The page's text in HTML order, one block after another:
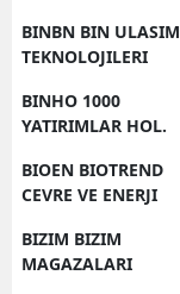
BINBN BIN ULASIM
TEKNOLOJILERI
BINHO 1000
YATIRIMLAR HOL.
BIOEN BIOTREND
CEVRE VE ENERJI
BIZIM BIZIM
MAGAZALARI